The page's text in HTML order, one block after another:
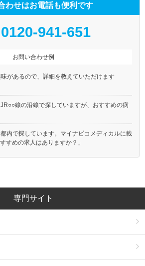
わせはお電話も便利です
0120-941-651
お問い合わせ例
があるので、詳細を教えていただけます
JR○○線の沿線で探していますが、おすすめの病
都内で探しています。マイナビコメディカルに載
すめの求人はありますか？」
専門サイト